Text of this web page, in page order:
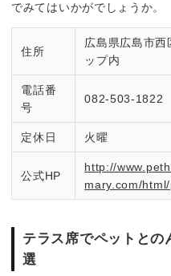
でみてはいかがでしょうか。
住所
広島県広島市
ップ内
電話番
号
082-503-1822
定休日 火曜
公式HP
http://
mary.com/
テラス席でペットとの
選